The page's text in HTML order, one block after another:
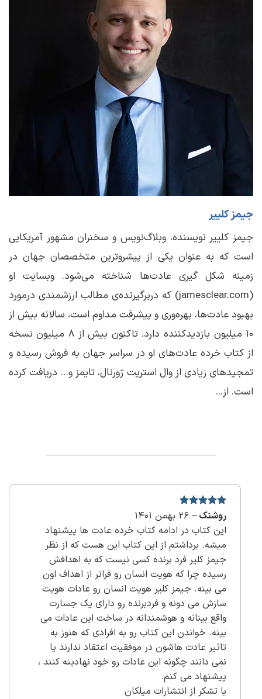
جیمز کلییر
جیمز کلییر نویسنده، وبلاگ‌نویس و سخنران مشهور آمریکایی
است که به عنوان یکی از پیشروترین متخصصان جهان در
زمینه شکل گیری عادت‌ها شناخته می‌شود. وبسایت او
(jamesclear.com) که دربرگیرنده‌ی مطالب ارزشمندی درمورد
بهبود عادت‌ها، بهره‌وری و پیشرفت مداوم است، سالانه بیش از
۱۰ میلیون بازدیدکننده دارد. تاکنون بیش از ۸ میلیون نسخه
از کتاب خرده عادت‌های او در سراسر جهان به ‌فروش رسیده و
تمجیدهای زیادی از وال استریت ژورنال، تایمز و… دریافت کرده
است. از...
نمره5از
5
روشنک– 26 بهمن 1401
این کتاب در ادامه کتاب خرده عادت ها پیشنهاد
میشه. برداشتم از این کتاب این هست که از نظر
جیمز کلیر فرد برنده کسی نیست که به اهدافش
رسیده چرا که هویت انسان رو فراتر از اهداف اون
می بینه. جیمز کلیر هویت انسان رو عادات هویت
سازش می دونه و فردبرنده رو دارای یک جسارت
واقع بینانه و هوشمندانه در ساخت این عادات می
بینه. خواندن این کتاب رو به افرادی که هنوز به
تاثیر عادت هاشون در موفقیت اعتقاد ندارند یا
نمی دانند چگونه این عادات رو خود نهادینه کنند ،
پیشنهاد می کنم.
با تشکر از انتشارات میلکان